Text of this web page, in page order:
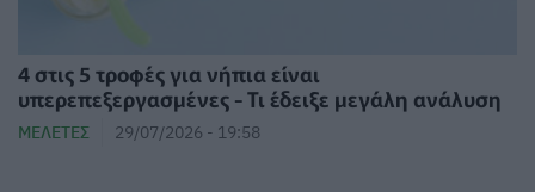
4 στις 5 τροφές για νήπια είναι
υπερεπεξεργασμένες - Τι έδειξε μεγάλη ανάλυση
ΜΕΛΈΤΕΣ 29/07/2026 - 19:58